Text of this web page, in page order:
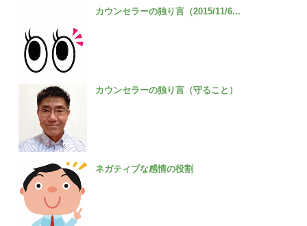
カウンセラーの独り言（2015/11/6...
カウンセラーの独り言（守ること）
ネガティブな感情の役割